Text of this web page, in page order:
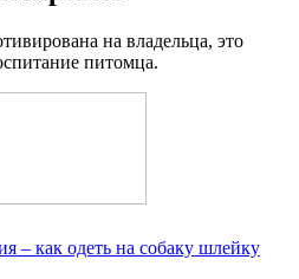
на владельца, это
питомца.
– как одеть на собаку шлейку